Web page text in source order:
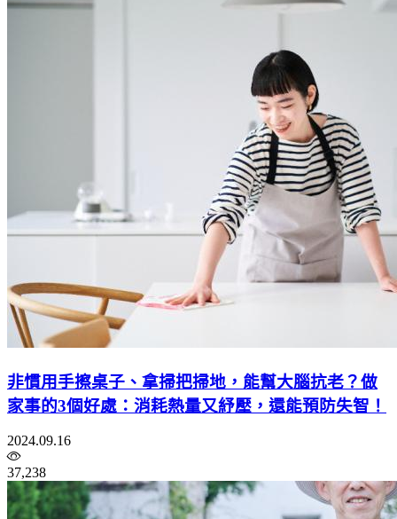
非慣用手擦桌子、拿掃把掃地，能幫大腦抗老？做
家事的3個好處：消耗熱量又紓壓，還能預防失智！
2024.09.16
37,238